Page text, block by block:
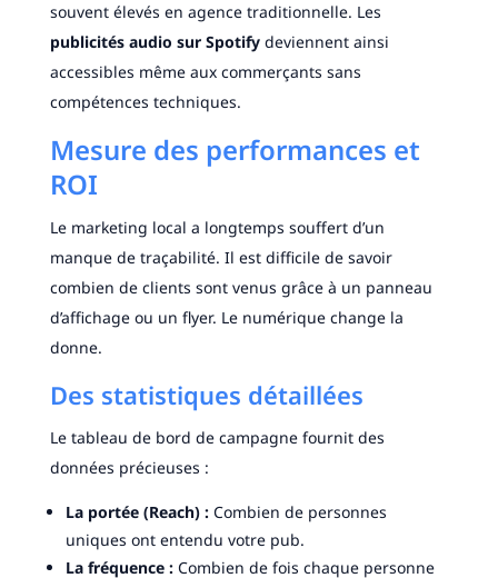
souvent élevés en agence traditionnelle. Les
publicités audio sur Spotifydeviennent ainsi
accessibles même aux commerçants sans
compétences techniques.
Mesure des performances et
ROI
Le marketing local a longtemps souffert d’un
manque de traçabilité. Il est difficile de savoir
combien de clients sont venus grâce à un panneau
d’affichage ou un flyer. Le numérique change la
donne.
Des statistiques détaillées
Le tableau de bord de campagne fournit des
données précieuses :
La portée (Reach) :Combien de personnes
uniques ont entendu votre pub.
La fréquence :Combien de fois chaque personne